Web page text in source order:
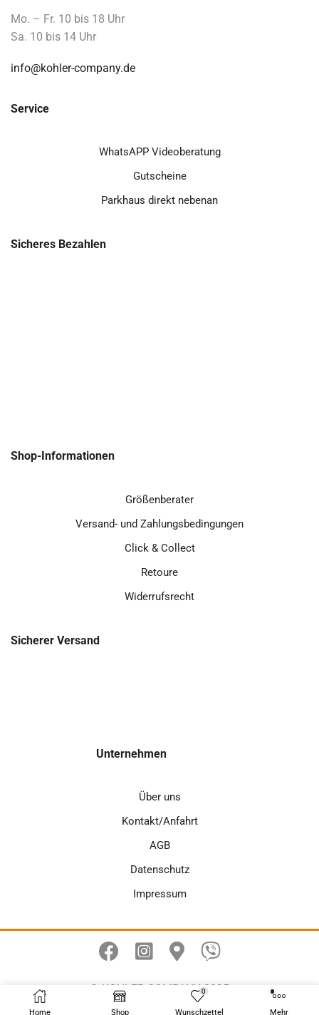
Mo. – Fr. 10 bis 18 Uhr
Sa. 10 bis 14 Uhr
info@kohler-company.de
Service
WhatsAPP Videoberatung
Gutscheine
Parkhaus direkt nebenan
Sicheres Bezahlen
Shop-Informationen
Größenberater
Versand- und Zahlungsbedingungen
Click & Collect
Retoure
Widerrufsrecht
Sicherer Versand
Unternehmen
Über uns
Kontakt/Anfahrt
AGB
Datenschutz
Impressum
© KOHLER COMPANY 2025
Home Shop
0
Wunschzettel Mehr